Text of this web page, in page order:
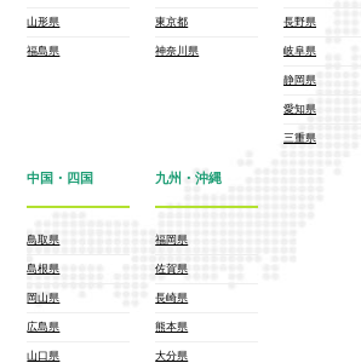
山形県
福島県
東京都
神奈川県
長野県
岐阜県
静岡県
愛知県
三重県
中国・四国
鳥取県
島根県
岡山県
広島県
山口県
九州・沖縄
福岡県
佐賀県
長崎県
熊本県
大分県